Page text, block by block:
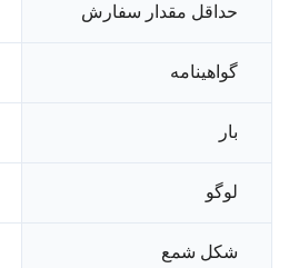
حداقل مقدار سفارش
گواهینامه
بار
لوگو
شکل شمع